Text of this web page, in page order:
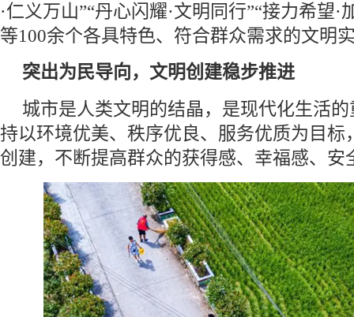
·仁义万山”“丹心闪耀·文明同行”“接力希望·
等100余个各具特色、符合群众需求的文明
突出为民导向，文明创建稳步推进
城市是人类文明的结晶，是现代化生活
持以环境优美、秩序优良、服务优质为目标
创建，不断提高群众的获得感、幸福感、安